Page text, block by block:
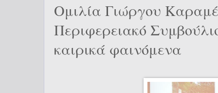
Ομιλία Γιώργου
Περιφερειακό
καιρικά φαινόμενα